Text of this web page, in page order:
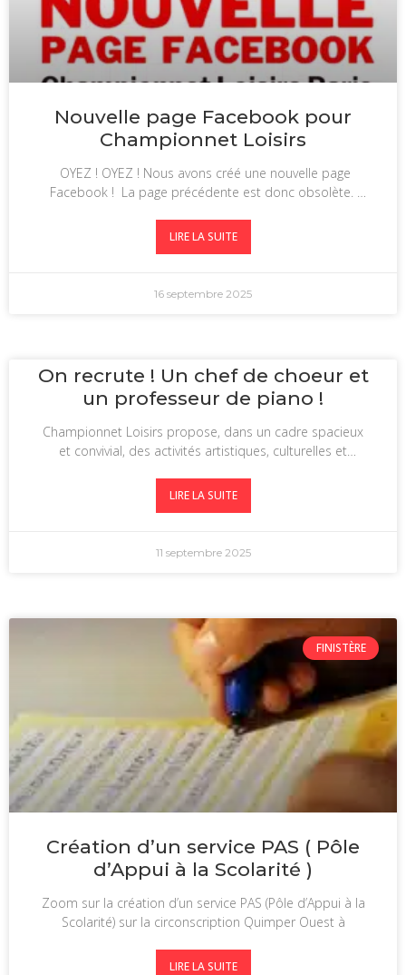
Nouvelle page Facebook pour
Championnet Loisirs
OYEZ ! OYEZ ! Nous avons créé une nouvelle page
Facebook ! La page précédente est donc obsolète.
LIRE LA SUITE
16 septembre 2025
On recrute ! Un chef de choeur et
un professeur de piano !
Championnet Loisirs propose, dans un cadre spacieux
et convivial, des activités artistiques, culturelles et
LIRE LA SUITE
11 septembre 2025
FINISTÈRE
Création d’un service PAS ( Pôle
d’Appui à la Scolarité )
Zoom sur la création d’un service PAS (Pôle d’Appui à la
Scolarité) sur la circonscription Quimper Ouest à
LIRE LA SUITE